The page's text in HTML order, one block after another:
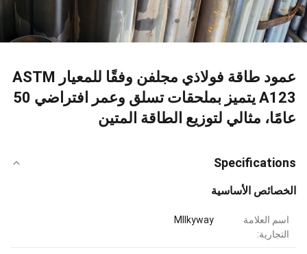
عمود طاقة فولاذي مجلفن وفقًا للمعيار ASTM
A123 يتميز بملحقات تسلق وعمر افتراضي 50
عامًا، مثالي لتوزيع الطاقة المتين
Specifications
الخصائص الأساسية
اسم العلامة
التجارية:
MIlkyway